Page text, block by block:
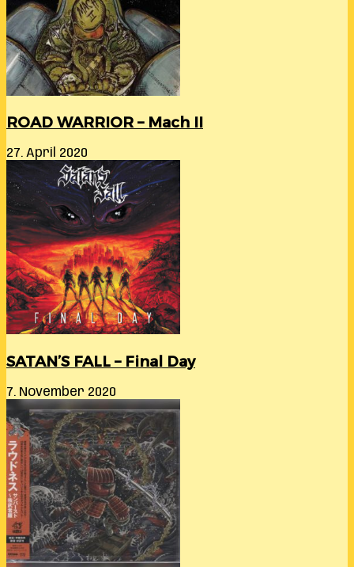
ROAD WARRIOR – Mach II
27. April 2020
SATAN’S FALL – Final Day
7. November 2020